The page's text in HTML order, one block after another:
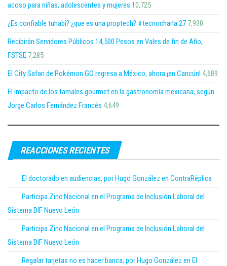
acoso para niñas, adolescentes y mujeres 10,725
¿Es confiable tuhabi? ¿que es una proptech? #tecnocharla 27 7,930
Recibirán Servidores Públicos 14,500 Pesos en Vales de fin de Año,
FSTSE 7,285
El City Safari de Pokémon GO regresa a México, ahora ¡en Cancún! 4,689
El impacto de los tamales gourmet en la gastronomía mexicana, según
Jorge Carlos Fernández Francés 4,649
REACCIONES RECIENTES
El doctorado en audiencias, por Hugo González en ContraRéplica
Participa Zinc Nacional en el Programa de Inclusión Laboral del
Sistema DIF Nuevo León
Participa Zinc Nacional en el Programa de Inclusión Laboral del
Sistema DIF Nuevo León
Regalar tarjetas no es hacer banca; por Hugo González en El